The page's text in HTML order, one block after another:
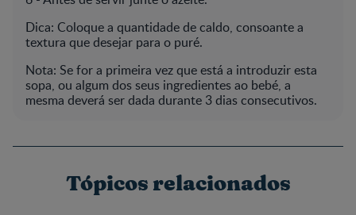
Dica: Coloque a quantidade de caldo, consoante a
textura que desejar para o puré.
Nota: Se for a primeira vez que está a introduzir esta
sopa, ou algum dos seus ingredientes ao bebé, a
mesma deverá ser dada durante 3 dias consecutivos.
Tópicos relacionados